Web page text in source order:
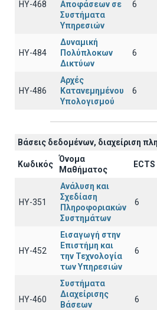
ΗΥ-468
Αποφάσεων σε
Συστήματα
Υπηρεσιών
6
ΗΥ-484
Δυναμική
Πολύπλοκων
Δικτύων
6
ΗΥ-486
Αρχές
Κατανεμημένου
Υπολογισμού
6
Βάσεις δεδομένων, διαχείριση
Κωδικός
Όνομα
Μαθήματος
ECTS
ΗΥ-351
Ανάλυση και
Σχεδίαση
Πληροφοριακών
Συστημάτων
6
ΗΥ-452
Εισαγωγή στην
Επιστήμη και
την Τεχνολογία
των Υπηρεσιών
6
ΗΥ-460
Συστήματα
Διαχείρισης
Βάσεων
6